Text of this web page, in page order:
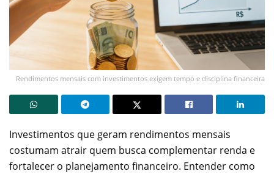
Rendimentos mensais com investimentos exigem tempo e disciplina financeira
Investimentos que geram rendimentos mensais
costumam atrair quem busca complementar renda e
fortalecer o planejamento financeiro. Entender como